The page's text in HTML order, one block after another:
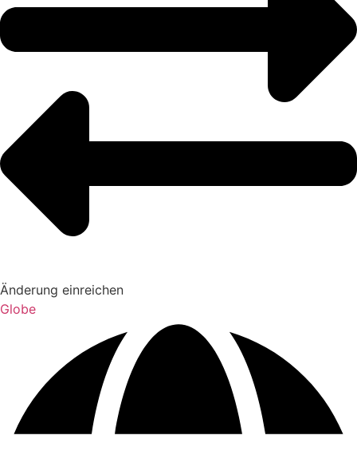
Änderung einreichen
Globe